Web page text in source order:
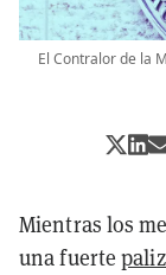
El Contralor de la
Mientras los
una fuerte